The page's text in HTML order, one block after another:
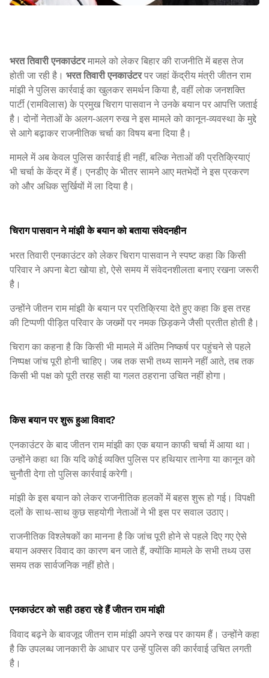
भरत तिवारी एनकाउंटरमामले को लेकर बिहार की राजनीति में बहस तेज
होती जा रही है। भरत तिवारी एनकाउंटरपर जहां केंद्रीय मंत्री जीतन राम
मांझी ने पुलिस कार्रवाई का खुलकर समर्थन किया है, वहीं लोक जनशक्ति
पार्टी (रामविलास) के प्रमुख चिराग पासवान ने उनके बयान पर आपत्ति जताई
है। दोनों नेताओं के अलग-अलग रुख ने इस मामले को कानून-व्यवस्था के मुद्दे
से आगे बढ़ाकर राजनीतिक चर्चा का विषय बना दिया है।
मामले में अब केवल पुलिस कार्रवाई ही नहीं, बल्कि नेताओं की प्रतिक्रियाएं
भी चर्चा के केंद्र में हैं। एनडीए के भीतर सामने आए मतभेदों ने इस प्रकरण
को और अधिक सुर्खियों में ला दिया है।
चिराग पासवान ने मांझी के बयान को बताया संवेदनहीन
भरत तिवारी एनकाउंटर को लेकर चिराग पासवान ने स्पष्ट कहा कि किसी
परिवार ने अपना बेटा खोया हो, ऐसे समय में संवेदनशीलता बनाए रखना जरूरी
है।
उन्होंने जीतन राम मांझी के बयान पर प्रतिक्रिया देते हुए कहा कि इस तरह
की टिप्पणी पीड़ित परिवार के जख्मों पर नमक छिड़कने जैसी प्रतीत होती है।
चिराग का कहना है कि किसी भी मामले में अंतिम निष्कर्ष पर पहुंचने से पहले
निष्पक्ष जांच पूरी होनी चाहिए। जब तक सभी तथ्य सामने नहीं आते, तब तक
किसी भी पक्ष को पूरी तरह सही या गलत ठहराना उचित नहीं होगा।
किस बयान पर शुरू हुआ विवाद?
एनकाउंटर के बाद जीतन राम मांझी का एक बयान काफी चर्चा में आया था।
उन्होंने कहा था कि यदि कोई व्यक्ति पुलिस पर हथियार तानेगा या कानून को
चुनौती देगा तो पुलिस कार्रवाई करेगी।
मांझी के इस बयान को लेकर राजनीतिक हलकों में बहस शुरू हो गई। विपक्षी
दलों के साथ-साथ कुछ सहयोगी नेताओं ने भी इस पर सवाल उठाए।
राजनीतिक विश्लेषकों का मानना है कि जांच पूरी होने से पहले दिए गए ऐसे
बयान अक्सर विवाद का कारण बन जाते हैं, क्योंकि मामले के सभी तथ्य उस
समय तक सार्वजनिक नहीं होते।
एनकाउंटर को सही ठहरा रहे हैं जीतन राम मांझी
विवाद बढ़ने के बावजूद जीतन राम मांझी अपने रुख पर कायम हैं। उन्होंने कहा
है कि उपलब्ध जानकारी के आधार पर उन्हें पुलिस की कार्रवाई उचित लगती
है।